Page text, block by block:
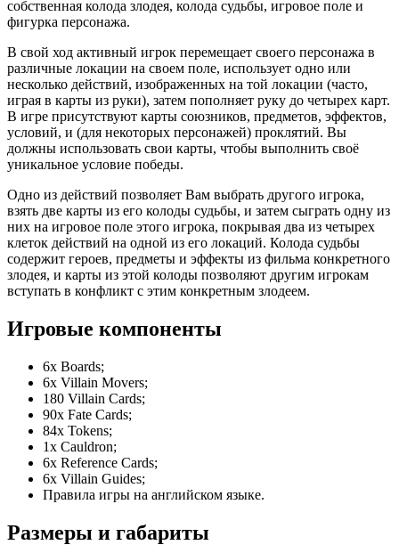
собственная колода злодея, колода судьбы, игровое поле и
фигурка персонажа.
В свой ход активный игрок перемещает своего персонажа в
различные локации на своем поле, использует одно или
несколько действий, изображенных на той локации (часто,
играя в карты из руки), затем пополняет руку до четырех карт.
В игре присутствуют карты союзников, предметов, эффектов,
условий, и (для некоторых персонажей) проклятий. Вы
должны использовать свои карты, чтобы выполнить своё
уникальное условие победы.
Одно из действий позволяет Вам выбрать другого игрока,
взять две карты из его колоды судьбы, и затем сыграть одну из
них на игровое поле этого игрока, покрывая два из четырех
клеток действий на одной из его локаций. Колода судьбы
содержит героев, предметы и эффекты из фильма конкретного
злодея, и карты из этой колоды позволяют другим игрокам
вступать в конфликт с этим конкретным злодеем.
Игровые компоненты
6x Boards;
6x Villain Movers;
180 Villain Cards;
90x Fate Cards;
84x Tokens;
1x Cauldron;
6x Reference Cards;
6x Villain Guides;
Правила игры на английском языке.
Размеры и габариты